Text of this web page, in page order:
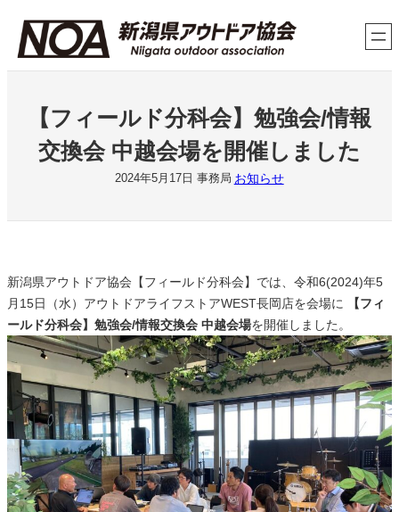
を
【フィールド分科会】勉強会/情報
交換会 中越会場を開催しました
2024年5月17日 事務局 お知らせ
新潟県アウトドア協会【フィールド分科会】では、令和6(2024)年5
月15日（水）アウトドアライフストアWEST長岡店を会場に
【フィ
ールド分科会】勉強会/情報交換会 中越会場を開催しました。